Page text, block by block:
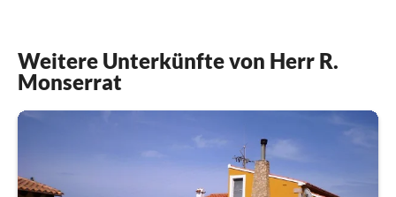
Weitere Unterkünfte von Herr R.
Monserrat